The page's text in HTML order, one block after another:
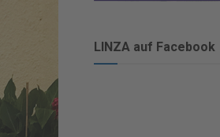
LINZA auf Facebook